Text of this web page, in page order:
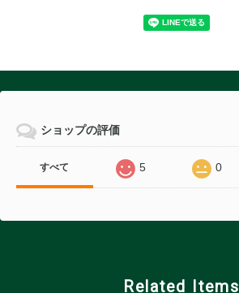
ショップの評価
すべて 5 0
Related Items